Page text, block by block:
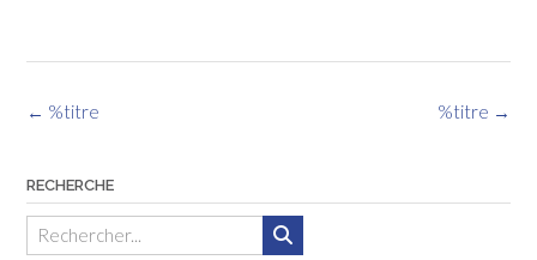
Navigation
%titre →
← %titre
RECHERCHE